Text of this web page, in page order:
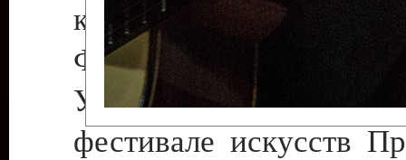
конкурсов из
Федерации, Евгения
Участвуя в
фестивале искусств